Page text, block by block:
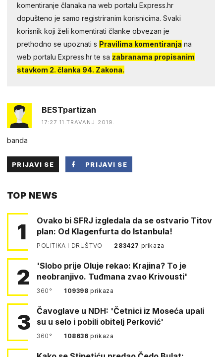
komentiranje članaka na web portalu Express.hr
dopušteno je samo registriranim korisnicima. Svaki
korisnik koji želi komentirati članke obvezan je
prethodno se upoznati s Pravilima komentiranja na
web portalu Express.hr te sa zabranama propisanim
stavkom 2. članka 94. Zakona.
BESTpartizan
17:27 11.TRAVANJ 2019.
banda
PRIJAVI SE
PRIJAVI SE
TOP NEWS
1
Ovako bi SFRJ izgledala da se ostvario Titov
plan: Od Klagenfurta do Istanbula!
POLITIKA I DRUŠTVO 283427 prikaza
2
'Slobo prije Oluje rekao: Krajina? To je
neobranjivo. Tuđmana zvao Krivousti'
360° 109398prikaza
3
Čavoglave u NDH: 'Četnici iz Moseća upali
su u selo i pobili obitelj Perković'
360° 108636prikaza